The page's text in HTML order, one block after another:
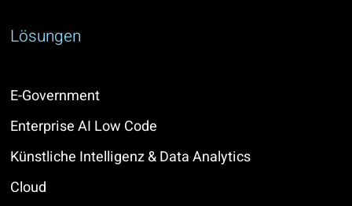
Lösungen
E-Government
Enterprise AI Low Code
Künstliche Intelligenz & Data Analytics
Cloud